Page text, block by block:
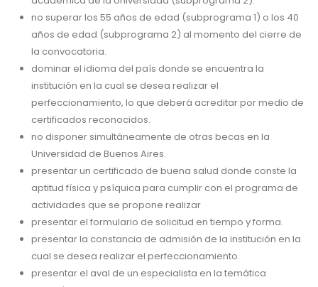
no superar los 55 años de edad (subprograma 1) o los 40
años de edad (subprograma 2) al momento del cierre de
la convocatoria.
dominar el idioma del país donde se encuentra la
institución en la cual se desea realizar el
perfeccionamiento, lo que deberá acreditar por medio de
certificados reconocidos.
no disponer simultáneamente de otras becas en la
Universidad de Buenos Aires.
presentar un certificado de buena salud donde conste la
aptitud física y psíquica para cumplir con el programa de
actividades que se propone realizar
presentar el formulario de solicitud en tiempo y forma.
presentar la constancia de admisión de la institución en la
cual se desea realizar el perfeccionamiento.
presentar el aval de un especialista en la temática